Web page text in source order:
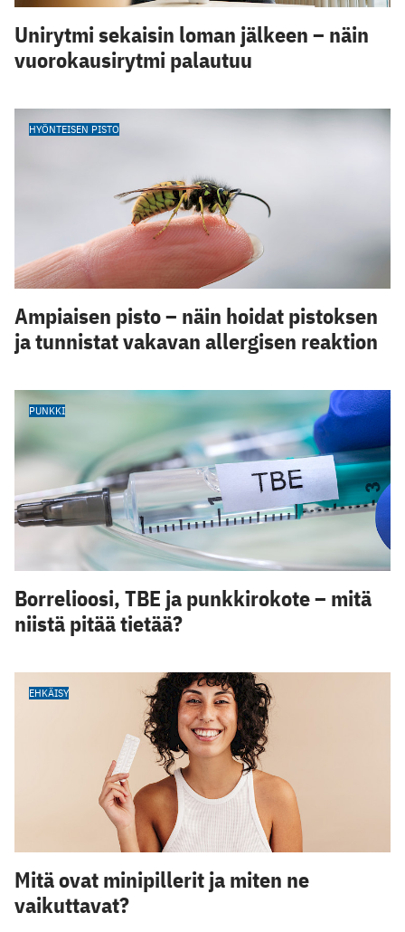
Unirytmi sekaisin loman jälkeen – näin
vuorokausirytmi palautuu
HYÖNTEISEN PISTO
Ampiaisen pisto – näin hoidat pistoksen
ja tunnistat vakavan allergisen reaktion
PUNKKI
Borrelioosi, TBE ja punkkirokote – mitä
niistä pitää tietää?
EHKÄISY
Mitä ovat minipillerit ja miten ne
vaikuttavat?